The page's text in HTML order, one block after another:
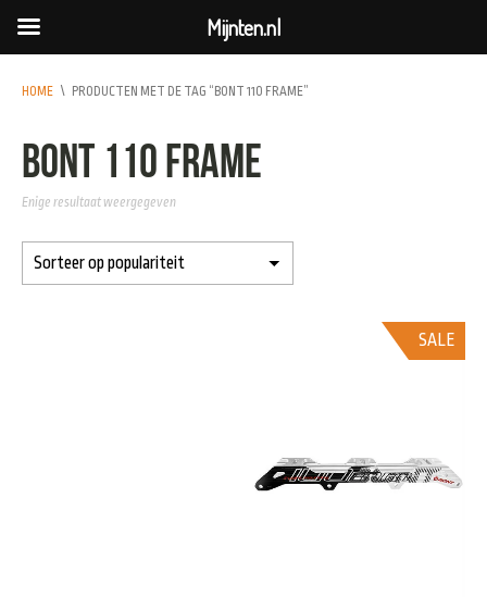
HOME \ PRODUCTEN MET DE TAG “BONT 110 FRAME”
Bont 110 Frame
Enige resultaat weergegeven
SALE
Mijnten.nl